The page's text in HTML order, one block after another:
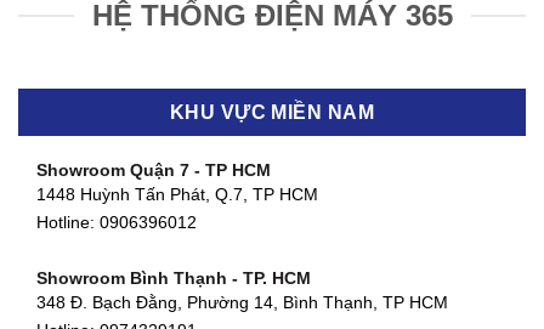
HỆ THỐNG ĐIỆN MÁY 365
KHU VỰC MIỀN NAM
Showroom Quận 7 - TP HCM
1448 Huỳnh Tấn Phát, Q.7, TP HCM
Hotline: 0906396012
Showroom Bình Thạnh - TP. HCM
348 Đ. Bạch Đằng, Phường 14, Bình Thạnh, TP HCM